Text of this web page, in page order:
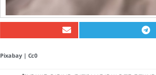
Pixabay| Cc0